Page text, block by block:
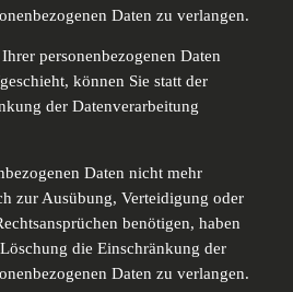
Daten zu verlangen.
personenbezogenen Daten
können Sie statt der
der Datenverarbeitung
Daten nicht mehr
zur Ausübung, Verteidigung oder
benötigen, haben
die Einschränkung der
Daten zu verlangen.